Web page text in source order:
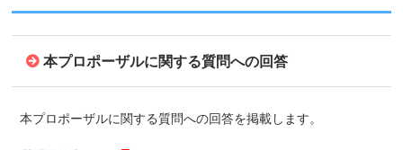
本プロポーザルに関する質問への回答
本プロポーザルに関する質問への回答を掲載します。